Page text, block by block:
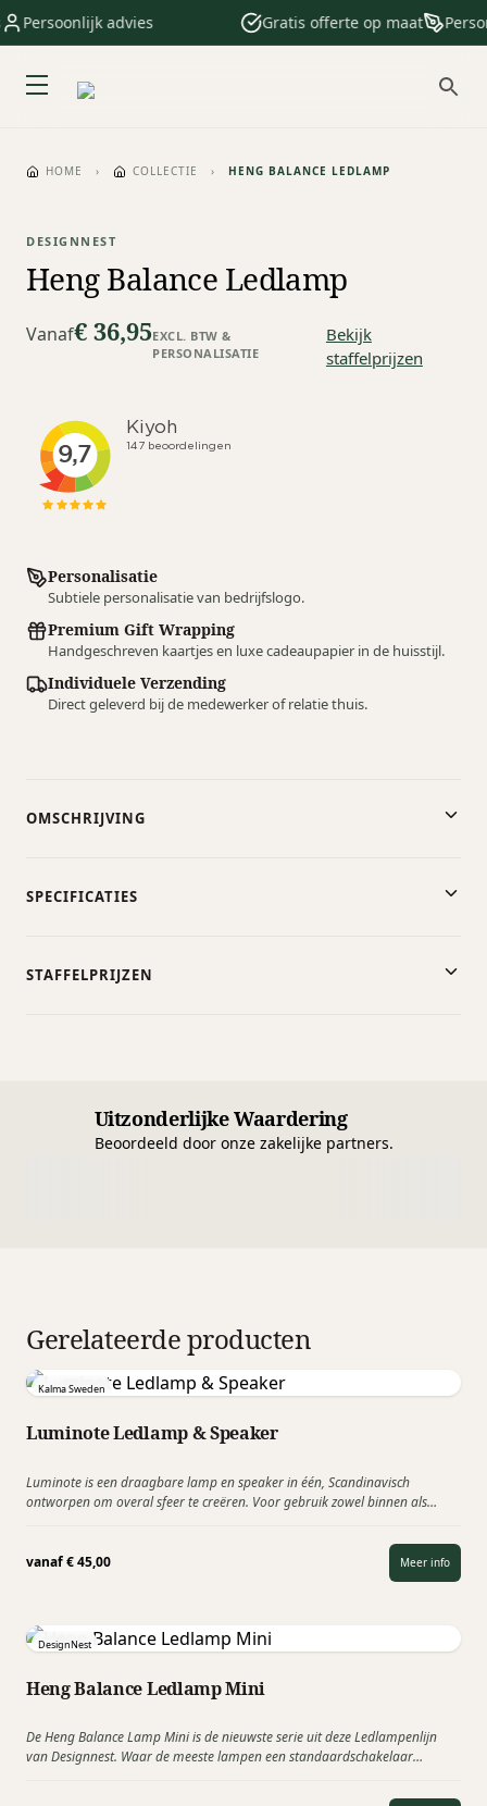
Persoonlijk advies Gratis offerte op maat
HOME › COLLECTIE › HENG BALANCE LEDLAMP
DESIGNNEST
Heng Balance Ledlamp
Vanaf€ 36,95EXCL. BTW &
PERSONALISATIE
Bekijk
staffelprijzen
Personalisatie
Subtiele personalisatie van bedrijfslogo.
Premium Gift Wrapping
Handgeschreven kaartjes en luxe cadeaupapier in de huisstijl.
Individuele Verzending
Direct geleverd bij de medewerker of relatie thuis.
OMSCHRIJVING
SPECIFICATIES
STAFFELPRIJZEN
Uitzonderlijke Waardering
Beoordeeld door onze zakelijke partners.
Gerelateerde producten
Kalma Sweden
Luminote Ledlamp & Speaker
Luminote is een draagbare lamp en speaker in één, Scandinavisch
ontworpen om overal sfeer te creëren. Voor gebruik zowel binnen als
vanaf€45,00 Meer info
DesignNest
Heng Balance Ledlamp Mini
De Heng Balance Lamp Mini is de nieuwste serie uit deze Ledlampenlijn
van Designnest. Waar de meeste lampen een standaardschakelaar